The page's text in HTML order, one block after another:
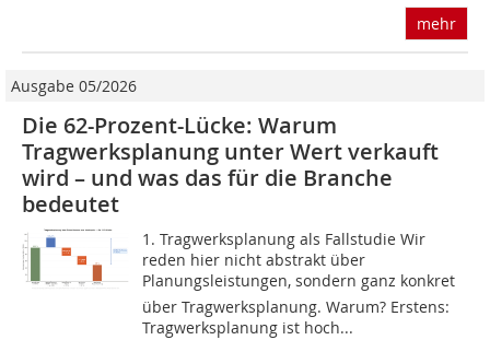
mehr
Ausgabe 05/2026
Die 62-Prozent-Lücke: Warum
Tragwerksplanung unter Wert verkauft
wird – und was das für die Branche
bedeutet
1. Tragwerksplanung als Fallstudie Wir
reden hier nicht abstrakt über
Planungsleis­tungen, sondern ganz konkret
über Tragwerksplanung. Warum? Erstens:
Tragwerksplanung ist hoch...